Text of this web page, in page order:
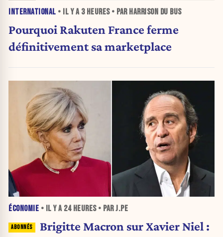
INTERNATIONAL • IL Y A 3 HEURES• PAR HARRISON DU BUS
Pourquoi Rakuten France ferme
définitivement sa marketplace
ÉCONOMIE • IL Y A 24 HEURES• PAR J.PE
Brigitte Macron sur Xavier Niel :